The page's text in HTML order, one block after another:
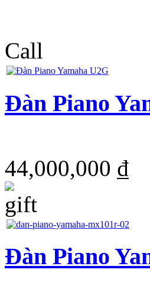
Call
Đàn Piano
44,000,000 ₫
Đàn Piano